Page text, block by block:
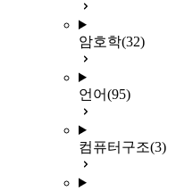
암호학(32)
언어(95)
컴퓨터구조(3)